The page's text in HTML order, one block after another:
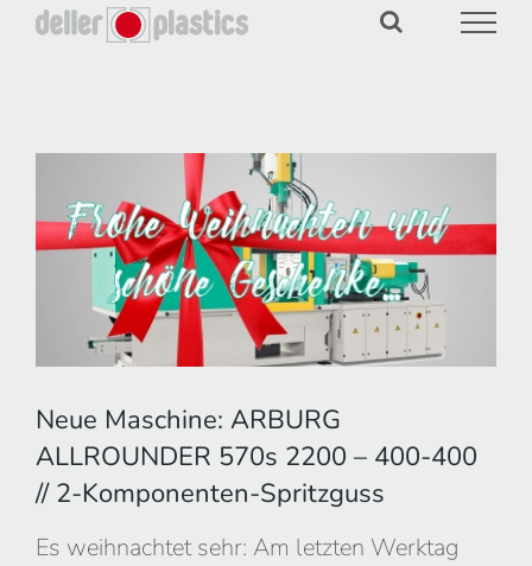
Zum
grösseres
Bild
Neue Maschine: ARBURG
ALLROUNDER 570s 2200 – 400-400
// 2-Komponenten-Spritzguss
Es weihnachtet sehr: Am letzten Werktag